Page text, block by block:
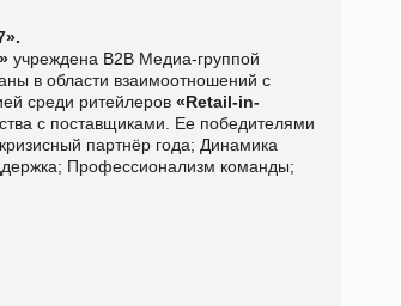
».
учреждена В2В Медиа-группой
в области взаимоотношений с
среди ритейлеров «Retail-in-
с поставщиками. Ее победителями
партнёр года; Динамика
Профессионализм команды;